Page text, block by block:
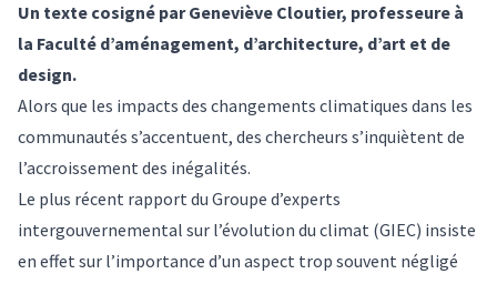
Un texte cosigné parGeneviève Cloutier, professeure à
la Faculté d’aménagement, d’architecture, d’art et de
design.
Alors que les impacts des changements climatiques dans les
communautés s’accentuent, des chercheurs s’inquiètent de
l’accroissement des inégalités.
Le plus récent rapport du Groupe d’experts
intergouvernemental sur l’évolution du climat (GIEC) insiste
en effet sur l’importance d’un aspect trop souvent négligé